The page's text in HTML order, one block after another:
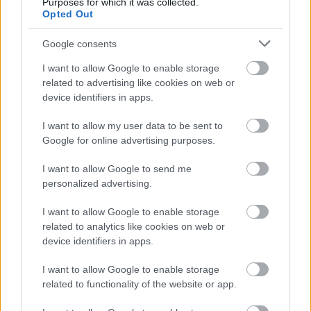
Opted Out
Google consents
I want to allow Google to enable storage
related to advertising like cookies on web or
device identifiers in apps.
I want to allow my user data to be sent to
Google for online advertising purposes.
I want to allow Google to send me
personalized advertising.
I want to allow Google to enable storage
related to analytics like cookies on web or
device identifiers in apps.
I want to allow Google to enable storage
related to functionality of the website or app.
egyház és az állam egységben van, nem egymás
ellen.
ezsolt
16 éve
két hatalom, erő egyesül, az miért jó?
Az egyház a gondolatokat is szeretné kontrollállálni,
lassan kötelező lesz vallásosnak lenni, lásd,
pénzért feloldozást venni... ha nem vagy hívő, nem is
lehetsz sikeres ember...
miiii, nem vagy hívő, hát mi majd hívőt faragunk
belőled ...